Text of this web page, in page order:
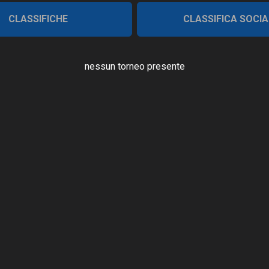
CLASSIFICHE CLASSIFICA
nessun torneo presente